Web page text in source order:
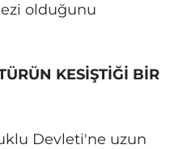
olduğunu
KESİŞTİĞİ BİR
Devleti'ne uzun